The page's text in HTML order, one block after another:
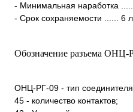
- Минимальная наработка
- Срок сохраняемости ...... 6
Обозначение разъема ОНЦ-
ОНЦ-РГ-09 - тип
45 - количество контактов;